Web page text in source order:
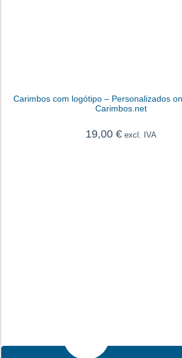
Carimbos com logótipo – Personalizados
Carimbos.net
19,00 €excl. IVA